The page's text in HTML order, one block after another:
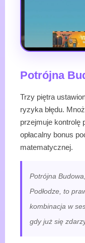
Potrójna
Trzy piętra
ryzyka błędu.
przejmuje kontrolę
opłacalny bonus
matematycznej.
Potrójna
Podłodze, to
kombinacja w
gdy już się